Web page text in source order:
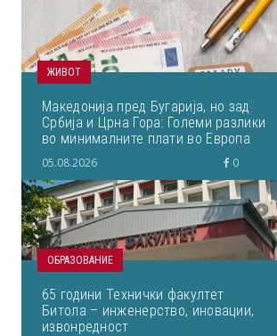
ЖИВОТ
Македонија пред Бугарија, но зад
Србија и Црна Гора: Големи разлики
во минималните плати во Европа
05.08.2026 0
ОБРАЗОВАНИЕ
65 години Технички факултет
Битола – инженерство, иновации,
извонредност